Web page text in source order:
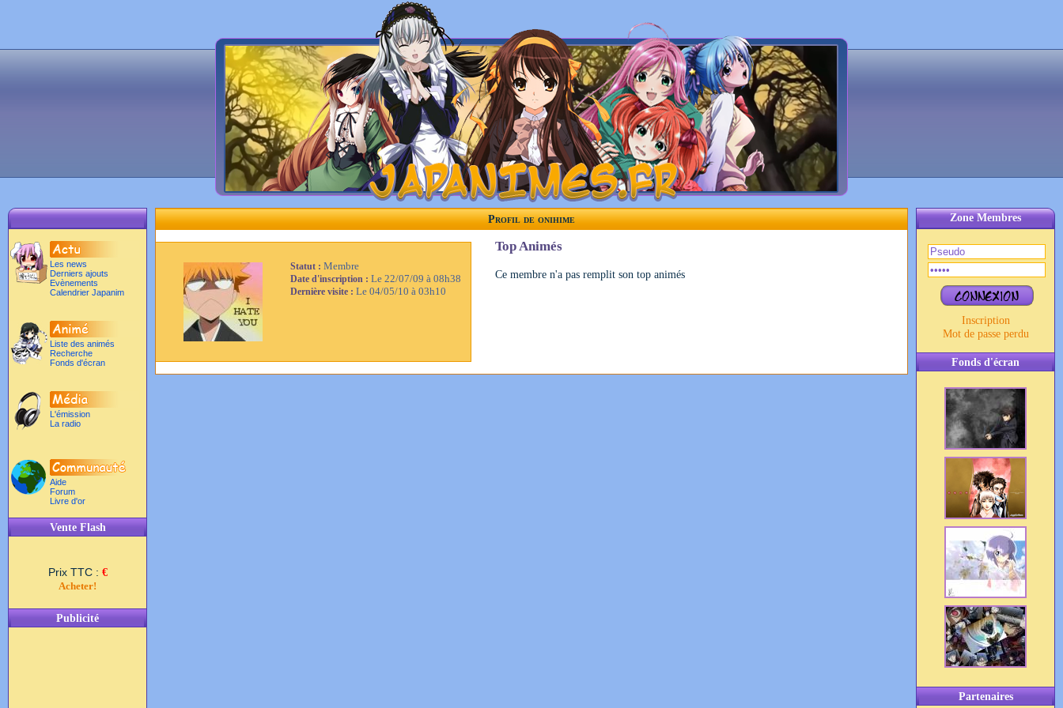
Les news
Derniers ajouts
Evènements
Calendrier Japanim
Liste des animés
Recherche
Fonds d'écran
L'émission
La radio
Aide
Forum
Livre d'or
Vente Flash
Prix TTC : €
Acheter!
Publicité
Zone Membres
Inscription
Mot de passe perdu
Fonds d'écran
Partenaires
Profil de onihime
Statut : Membre
Date d'inscription : Le 22/07/09 à 08h38
Dernière visite : Le 04/05/10 à 03h10
Top Animés
Ce membre n'a pas remplit son top animés